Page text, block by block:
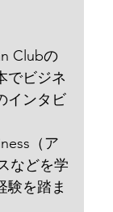
Clubの
でビジネ
インタビ
（ア
などを学
験を踏ま